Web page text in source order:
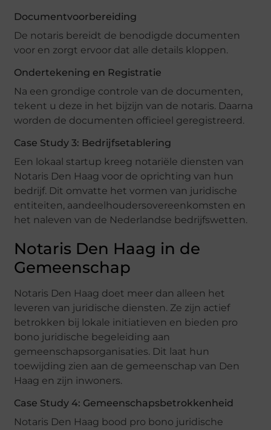
Documentvoorbereiding
De notaris bereidt de benodigde documenten
voor en zorgt ervoor dat alle details kloppen.
Ondertekening en Registratie
Na een grondige controle van de documenten,
tekent u deze in het bijzijn van de notaris. Daarna
worden de documenten officieel geregistreerd.
Case Study 3: Bedrijfsetablering
Een lokaal startup kreeg notariële diensten van
Notaris Den Haag voor de oprichting van hun
bedrijf. Dit omvatte het vormen van juridische
entiteiten, aandeelhoudersovereenkomsten en
het naleven van de Nederlandse bedrijfswetten.
Notaris Den Haag in de
Gemeenschap
Notaris Den Haag doet meer dan alleen het
leveren van juridische diensten. Ze zijn actief
betrokken bij lokale initiatieven en bieden pro
bono juridische begeleiding aan
gemeenschapsorganisaties. Dit laat hun
toewijding zien aan de gemeenschap van Den
Haag en zijn inwoners.
Case Study 4: Gemeenschapsbetrokkenheid
Notaris Den Haag bood pro bono juridische